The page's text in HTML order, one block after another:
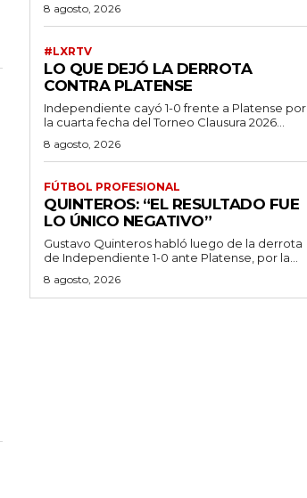
8 agosto, 2026
#LXRTV
LO QUE DEJÓ LA DERROTA
CONTRA PLATENSE
Independiente cayó 1-0 frente a Platense por
la cuarta fecha del Torneo Clausura 2026...
8 agosto, 2026
FÚTBOL PROFESIONAL
QUINTEROS: “EL RESULTADO FUE
LO ÚNICO NEGATIVO”
Gustavo Quinteros habló luego de la derrota
de Independiente 1-0 ante Platense, por la...
8 agosto, 2026